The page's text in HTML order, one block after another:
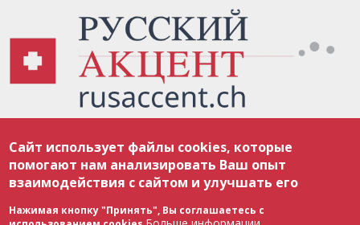
соответствии с законодательством Швейцарии об авторском праве и
международными соглашениями. Полное или частичное использование
материалов возможно только с разрешения редакции. В случае полного
или частичного воспроизведения материалов сайта rusaccent.ch,
ОБЯЗАТЕЛЬНА АКТИВНАЯ ГИПЕРССЫЛКА на конкретный заимствованный
текст. Фотоизображения, размещенные редакцией rusaccent.ch, являются
ее исключительной собственностью. Полное или частичное
Сайт использует файлы cookies, которые
помогают нам анализировать Ваш опыт
взаимодействия с сайтом и улучшать его
Нажимая кнопку "Принять", Вы соглашаетесь с